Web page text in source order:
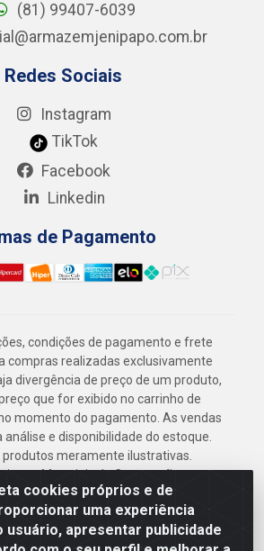
cookies próprios e de
uma experiência
usuário, apresentar publicidade
(81) 99407-6039
Redes Sociais
Instagram
TikTok
Facebook
Linkedin
de Pagamento
condições de pagamento e frete
compras realizadas exclusivamente
divergência de preço de um produto,
que for exibido no carrinho de
momento do pagamento. As vendas
e disponibilidade do estoque.
produtos meramente ilustrativas.
Materiais de Construção em
Rua das Flores, 2691 - Guabiraba,
- CEP 52.291-630 - CNPJ
41.097.379/0001-